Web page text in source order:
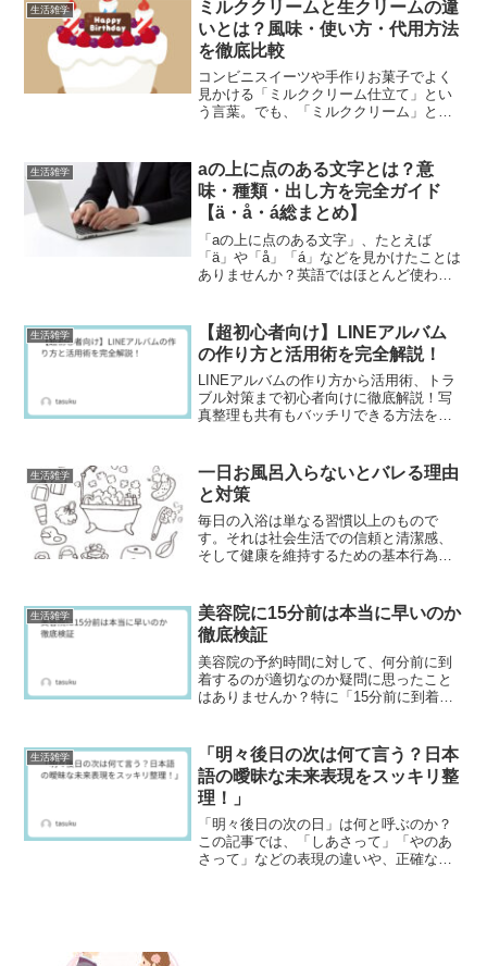
生活雑学
ミルククリームと生クリームの違
いとは？風味・使い方・代用方法
を徹底比較
コンビニスイーツや手作りお菓子でよく
見かける「ミルククリーム仕立て」とい
う言葉。でも、「ミルククリーム」と
せんか。実はこの2つ、原材料も風味もま
ったく異なるんです。この...
生活雑学
aの上に点のある文字とは？意
味・種類・出し方を完全ガイド
【ä・å・á総まとめ】
「aの上に点のある文字」、たとえば
「ä」や「å」「á」などを見かけたことは
ありませんか？英語ではほとんど使われ
別する大切な役割を持っています。この
記事では、これらのaの...
生活雑学
【超初心者向け】LINEアルバム
の作り方と活用術を完全解説！
LINEアルバムの作り方から活用術、トラ
ブル対策まで初心者向けに徹底解説！写
真整理も共有もバッチリできる方法をわ
生活雑学
一日お風呂入らないとバレる理由
と対策
毎日の入浴は単なる習慣以上のもので
す。それは社会生活での信頼と清潔感、
そして健康を維持するための基本行為で
ん。一日お風呂を入らないことの見えな
いリスクについて、具体的な...
生活雑学
美容院に15分前は本当に早いのか
徹底検証
美容院の予約時間に対して、何分前に到
着するのが適切なのか疑問に思ったこと
はありませんか？特に「15分前に到着す
によっては、時間厳守が求められる場合
もあれば、多少早めに到...
生活雑学
「明々後日の次は何て言う？日本
語の曖昧な未来表現をスッキリ整
理！」
「明々後日の次の日」は何と呼ぶのか？
この記事では、「しあさって」「やのあ
さって」などの表現の違いや、正確な日